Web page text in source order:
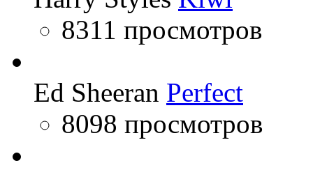
8311 просмотров
Ed Sheeran Perfect
8098 просмотров